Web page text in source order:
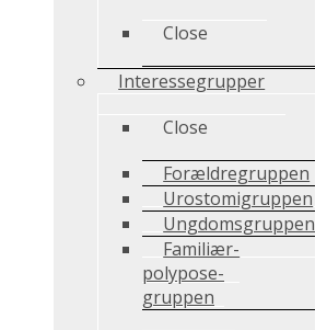
Close
Interessegrupper
Close
Forældregruppen
Urostomigruppen
Ungdomsgruppen
Familiær-
polypose-
gruppen